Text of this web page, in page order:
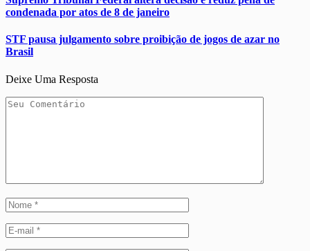
condenada por atos de 8 de janeiro
STF pausa julgamento sobre proibição de jogos de azar no
Brasil
Deixe Uma Resposta